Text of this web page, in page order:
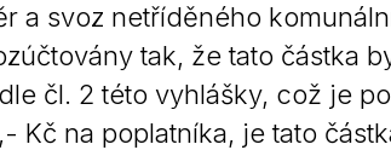
a svoz netříděného
tak, že tato částka
čl. 2 této vyhlášky, což je
Kč na poplatníka, je tato